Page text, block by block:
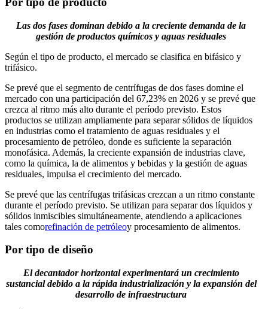
Las dos fases dominan debido a la creciente demanda de la
gestión de productos químicos y aguas residuales
Según el tipo de producto, el mercado se clasifica en bifásico y
trifásico.
Se prevé que el segmento de centrífugas de dos fases domine el
mercado con una participación del 67,23% en 2026 y se prevé que
crezca al ritmo más alto durante el período previsto. Estos
productos se utilizan ampliamente para separar sólidos de líquidos
en industrias como el tratamiento de aguas residuales y el
procesamiento de petróleo, donde es suficiente la separación
monofásica. Además, la creciente expansión de industrias clave,
como la química, la de alimentos y bebidas y la gestión de aguas
residuales, impulsa el crecimiento del mercado.
Se prevé que las centrífugas trifásicas crezcan a un ritmo constante
durante el período previsto. Se utilizan para separar dos líquidos y
sólidos inmiscibles simultáneamente, atendiendo a aplicaciones
tales comorefinación de petróleoy procesamiento de alimentos.
Por tipo de diseño
El decantador horizontal experimentará un crecimiento
sustancial debido a la rápida industrialización y la expansión del
desarrollo de infraestructura